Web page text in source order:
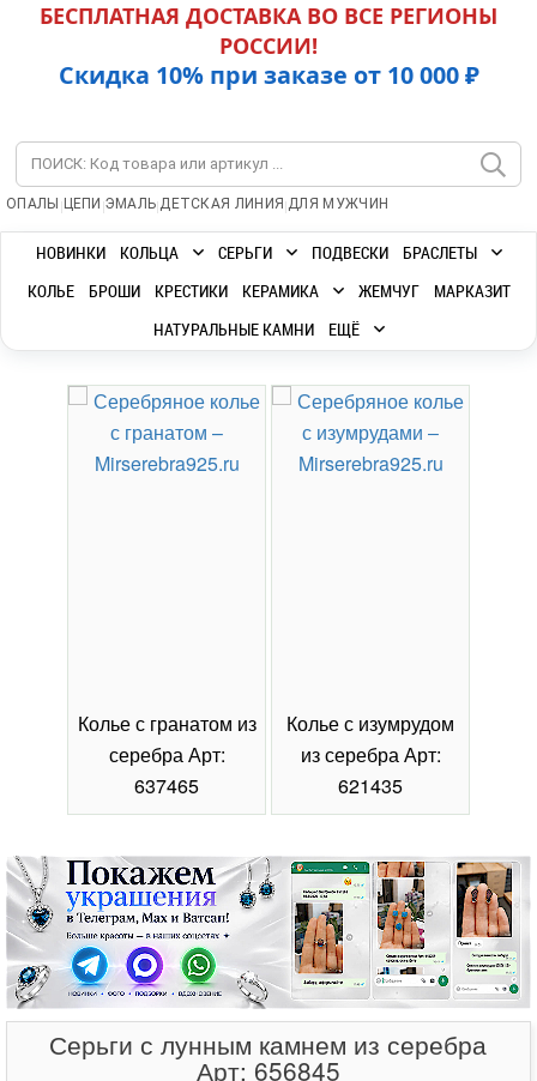
БЕСПЛАТНАЯ ДОСТАВКА ВО ВСЕ РЕГИОНЫ
РОССИИ!
Скидка 10% при заказе от 10 000 ₽
ОПАЛЫ | ЦЕПИ |ЭМАЛЬ|ДЕТСКАЯ ЛИНИЯ |ДЛЯ МУЖЧИН
НОВИНКИ КОЛЬЦА СЕРЬГИ ПОДВЕСКИ
БРАСЛЕТЫ
КОЛЬЕ
БРОШИ КРЕСТИКИ КЕРАМИКА ЖЕМЧУГ
МАРКАЗИТ
НАТУРАЛЬНЫЕ КАМНИ
ЕЩЁ
Колье с гранатом из
серебра Арт:
637465
Колье с изумрудом
из серебра Арт:
621435
Серьги с лунным камнем из серебра
Арт: 656845